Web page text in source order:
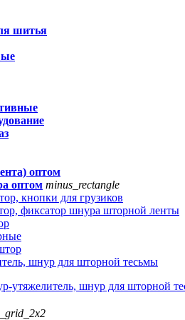
шитья
оптом
оптом minus_rectangle
кнопки для грузиков
фиксатор шнура шторной ленты
шнур для шторной тесьмы
утяжелитель, шнур для шторной